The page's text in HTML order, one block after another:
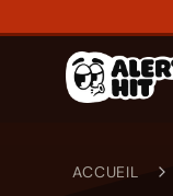
ACCUEIL